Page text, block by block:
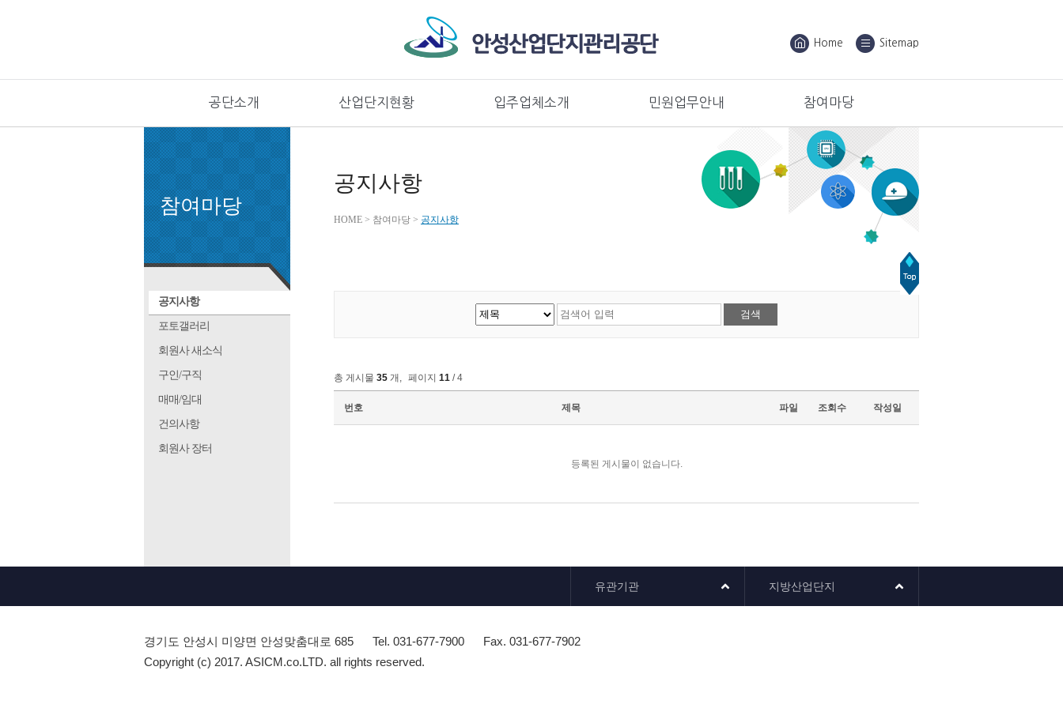
Home Sitemap
공단소개 산업단지현황 입주업체소개 민원업무안내 참여마당
참여마당
공지사항
포토갤러리
회원사 새소식
구인/구직
매매/임대
건의사항
회원사 장터
공지사항
HOME > 참여마당 > 공지사항
총 게시물 35 개 , 페이지 11 / 4
번호 제목 파일 조회수 작성일
등록된 게시물이 없습니다.
유관기관 지방산업단지
경기도 안성시 미양면 안성맞춤대로 685 Tel. 031-677-7900
Fax. 031-677-7902
Copyright (c) 2017. ASICM.co.LTD. all rights reserved.